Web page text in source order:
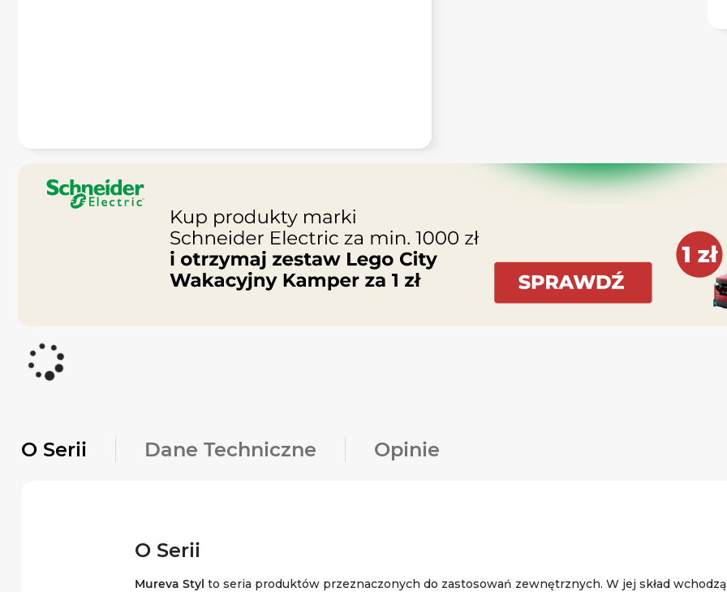
O Serii Dane Techniczne Opinie
O Serii
Mureva Styl to seria produktów przeznaczonych do zastosowań zewnętrznych. W jej skład wchodzą